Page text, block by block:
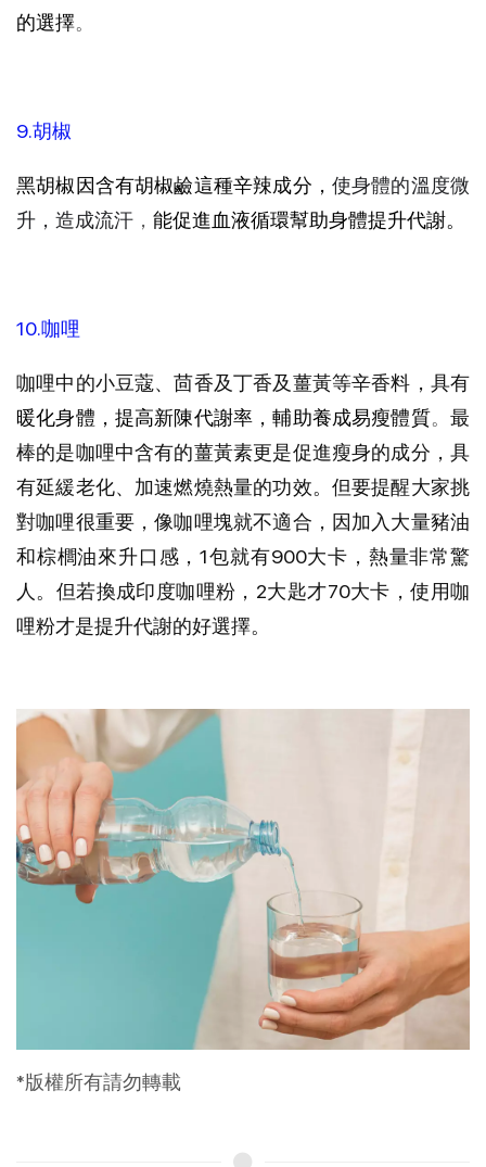
的選擇。
9.胡椒
黑胡椒因含有胡椒鹼這種辛辣成分， 使身體的溫度微
升，造成流汗 ， 能促進血液循環幫助身體提升代謝。
10.咖哩
咖哩中的小豆蔻、茴香及丁香及薑黃等辛香料，具有
暖化身體，提高新陳代謝率，輔助養成易瘦體質。最
棒的是咖哩中含有的薑黃素更是促進瘦身的成分，具
有延緩老化、加速燃燒熱量的功效。但要提醒大家挑
對咖哩很重要，像咖哩塊就不適合，因加入大量豬油
和棕櫚油來升口感，1包就有900大卡，熱量非常驚
人。但若換成印度咖哩粉，2大匙才70大卡，使用咖
哩粉才是提升代謝的好選擇。
*版權所有請勿轉載